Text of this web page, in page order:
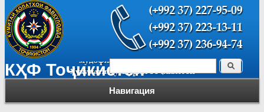
КҲФ Тоҷикистон
Навигация
Форма поиска Поиск